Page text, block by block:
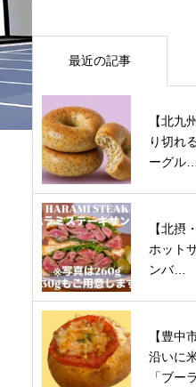
最近の記事
【北九
り切れ
ーグル…
【北摂
ホット
ンバ…
【豊中
沿いに
「ブー